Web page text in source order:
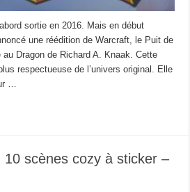
sortie en 2016. Mais en début
une réédition de Warcraft, le Puit de
Dragon de Richard A. Knaak. Cette
respectueuse de l’univers original. Elle
…
scènes cozy à sticker –